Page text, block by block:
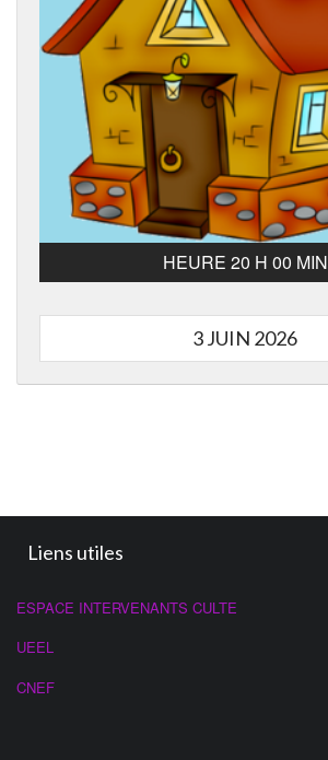
HEURE 20 H 00 MIN
3 JUIN 2026
Liens utiles
ESPACE INTERVENANTS CULTE
UEEL
CNEF